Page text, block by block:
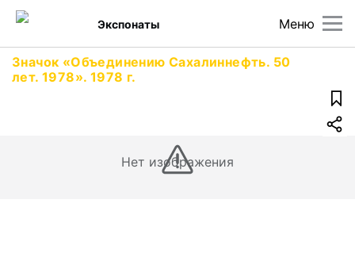
Меню
Экспонаты
Значок «Объединению Сахалиннефть. 50
лет. 1978». 1978 г.
Нет изображения